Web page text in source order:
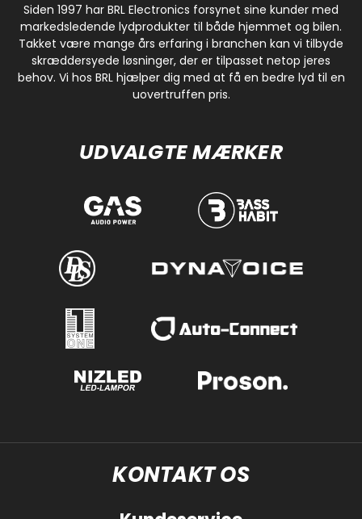
Siden 1997 har BRL Electronics forsynet sine kunder med
markedsledende lydprodukter til både hjemmet og bilen.
Takket være mange års erfaring i branchen kan vi tilbyde
skræddersyede løsninger, der er tilpasset netop jeres
behov. Vi hos BRL hjælper dig med at få en bedre lyd til en
uovertruffen pris.
UDVALGTE MÆRKER
KONTAKT OS